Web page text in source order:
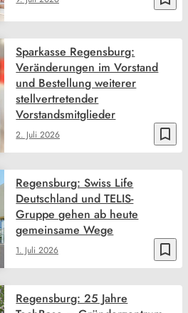
bookmark_border
2. Juli 2026
Sparkasse Regensburg:
Veränderungen im Vorstand
und Bestellung weiterer
stellvertretender
Vorstandsmitglieder
bookmark_border
1. Juli 2026
Regensburg: Swiss Life
Deutschland und TELIS-
Gruppe gehen ab heute
gemeinsame Wege
Regensburg: 25 Jahre